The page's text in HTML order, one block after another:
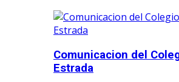
Comunicacion del
Estrada